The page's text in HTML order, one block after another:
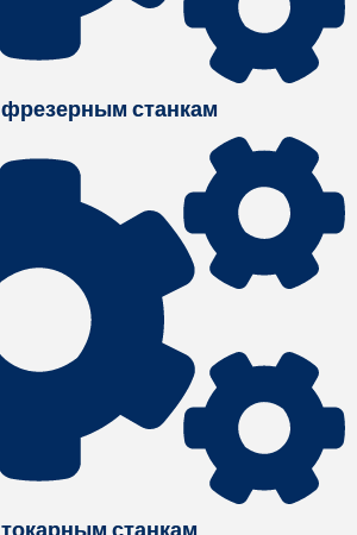
фрезерным станкам